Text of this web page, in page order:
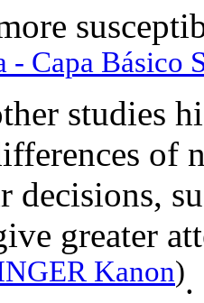
- Capa Básico
studies
of
decisions,
greater
Kanon).